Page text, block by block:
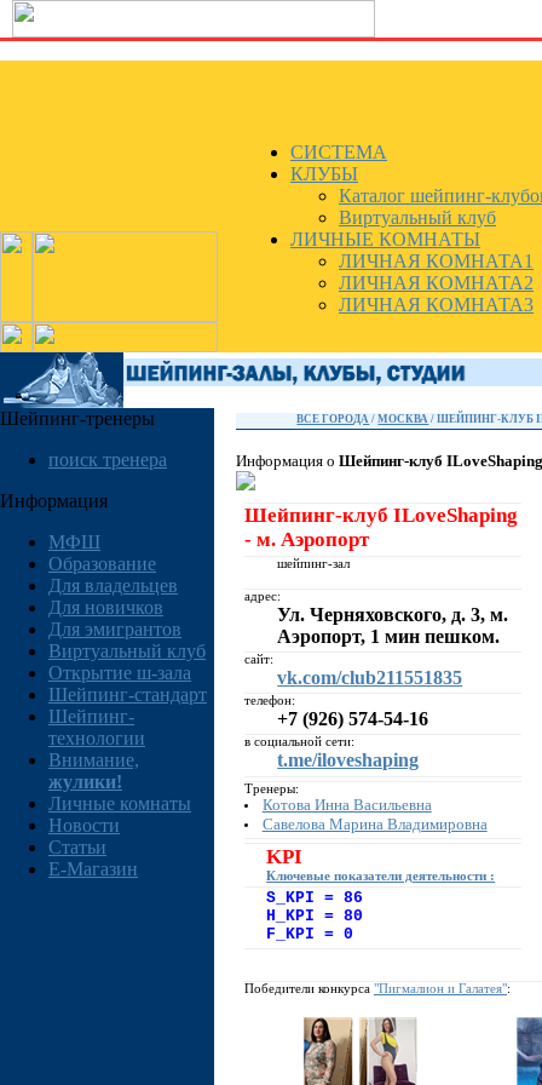
СИСТЕМА
КЛУБЫ
Каталог шейпинг-
Виртуальный клуб
ЛИЧНЫЕ КОМНАТЫ
ЛИЧНАЯ КОМНАТА1
ЛИЧНАЯ КОМНАТА2
ЛИЧНАЯ КОМНАТА3
Шейпинг-тренеры
поиск тренера
Информация
МФШ
Образование
Для владельцев
Для новичков
Для эмигрантов
Виртуальный клуб
Открытие ш-зала
Шейпинг-стандарт
Шейпинг-
технологии
Внимание,
жулики!
Личные комнаты
Новости
Статьи
E-Магазин
ВСЕ ГОРОДА /МОСКВА / ШЕЙПИНГ-КЛУБ
Информация о Шейпинг-клуб
Шейпинг-клуб ILoveShaping
- м. Аэропорт
шейпинг-зал
адрес:
Ул. Черняховского, д. 3, м.
Аэропорт, 1 мин пешком.
сайт:
vk.com/club211551835
телефон:
+7 (926) 574-54-16
в социальной сети:
t.me/iloveshaping
Тренеры:
Котова Инна Васильевна
Савелова Марина Владимировна
KPI
Ключевые показатели деятельности :
S_KPI = 86
H_KPI = 80
F_KPI = 0
Победители конкурса "Пигмалион и Галатея":